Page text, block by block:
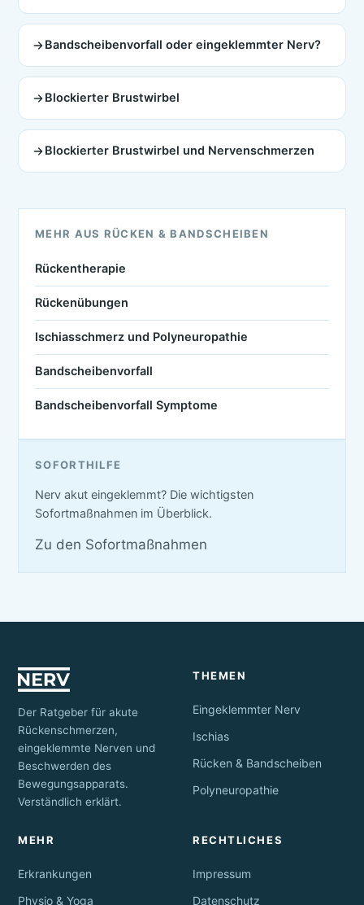
Bandscheibenvorfall oder eingeklemmter Nerv?
Blockierter Brustwirbel
Blockierter Brustwirbel und Nervenschmerzen
MEHR AUS RÜCKEN & BANDSCHEIBEN
Rückentherapie
Rückenübungen
Ischiasschmerz und Polyneuropathie
Bandscheibenvorfall
Bandscheibenvorfall Symptome
SOFORTHILFE
Nerv akut eingeklemmt? Die wichtigsten
Sofortmaßnahmen im Überblick.
Zu den Sofortmaßnahmen
Der Ratgeber für akute
Rückenschmerzen,
eingeklemmte Nerven und
Beschwerden des
Bewegungsapparats.
Verständlich erklärt.
THEMEN
Eingeklemmter Nerv
Ischias
Rücken & Bandscheiben
Polyneuropathie
MEHR
Erkrankungen
Physio & Yoga
RECHTLICHES
Impressum
Datenschutz